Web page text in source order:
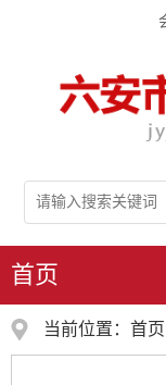
首页
当前位置： 首页